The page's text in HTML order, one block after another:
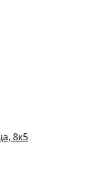
8к5